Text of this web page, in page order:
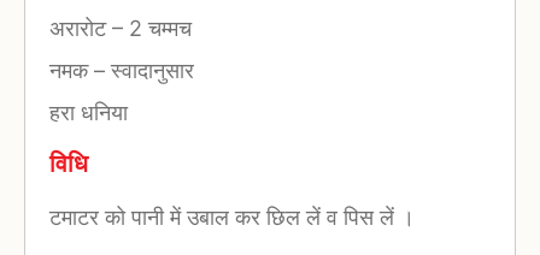
अरारोट– 2 चम्मच
नमक–स्वादानुसार
हरा धनिया
विधि
टमाटर को पानी में उबाल कर छिल लें व पिस लें ।